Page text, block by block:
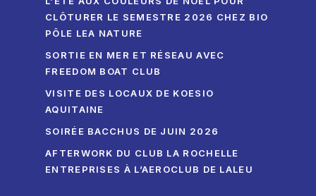
CLÔTURER LE SEMESTRE 2026 CHEZ BIO
PÔLE LEA NATURE
SORTIE EN MER ET RÉSEAU AVEC
FREEDOM BOAT CLUB
VISITE DES LOCAUX DE KOESIO
AQUITAINE
SOIRÉE BACCHUS DE JUIN 2026
AFTERWORK DU CLUB LA ROCHELLE
ENTREPRISES À L’AEROCLUB DE LALEU